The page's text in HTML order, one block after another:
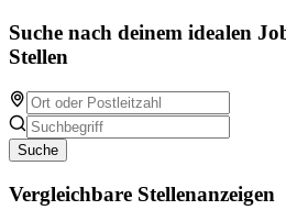
Suche nach deinem idealen
Stellen
Suche
Vergleichbare Stellenanzeigen